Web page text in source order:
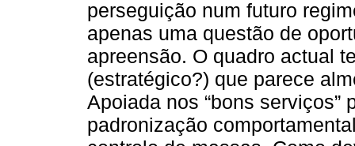
perseguição num futuro
apenas uma questão de
apreensão. O quadro actual
(estratégico?) que parece
Apoiada nos “bons serviços”
padronização